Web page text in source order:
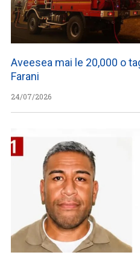
Aveesea mai le 20,000 o
Farani
24/07/2026